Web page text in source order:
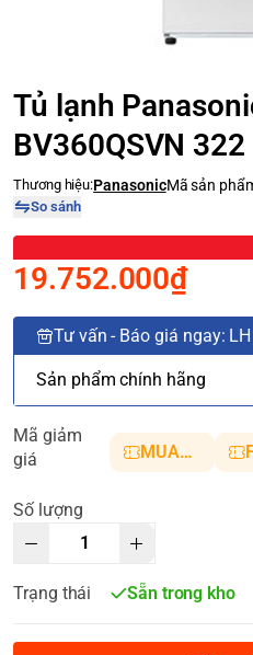
Tủ lạnh
BV360QSVN
Thương hiệu:PanasonicMã sản
So sánh
19.752.000₫
Tư vấn - Báo giá ngay:
Sản phẩm chính hãng
Mã giảm
giá
MUANHANH01
Số lượng
Trạng thái Sẵn trong kho